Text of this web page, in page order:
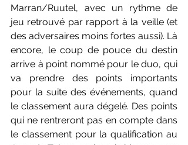
Marran/Ruutel, avec un rythme de
jeu retrouvé par rapport à la veille (et
des adversaires moins fortes aussi). Là
encore, le coup de pouce du destin
arrive à point nommé pour le duo, qui
va prendre des points importants
pour la suite des événements, quand
le classement aura dégelé. Des points
qui ne rentreront pas en compte dans
le classement pour la qualification au